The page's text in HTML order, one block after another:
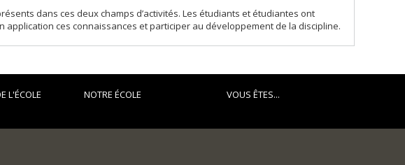
dans ces deux champs d’activités. Les étudiants et étudiantes ont
ces connaissances et participer au développement de la discipline.
L'ÉCOLE NOTRE ÉCOLE VOUS ÊTES...